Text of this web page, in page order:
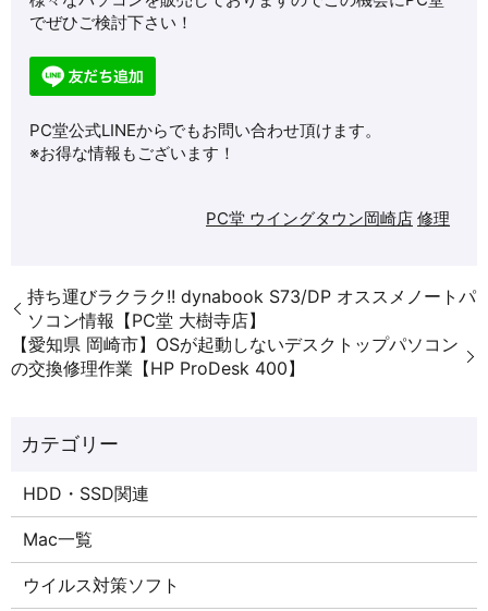
でぜひご検討下さい！
PC堂公式LINEからでもお問い合わせ頂けます。
※お得な情報もございます！
PC堂 ウイングタウン岡崎店 修理
持ち運びラクラク!! dynabook S73/DP オススメノートパ
ソコン情報【PC堂 大樹寺店】
【愛知県 岡崎市】OSが起動しないデスクトップパソコン
の交換修理作業【HP ProDesk 400】
HDD・SSD関連
Mac一覧
ウイルス対策ソフト